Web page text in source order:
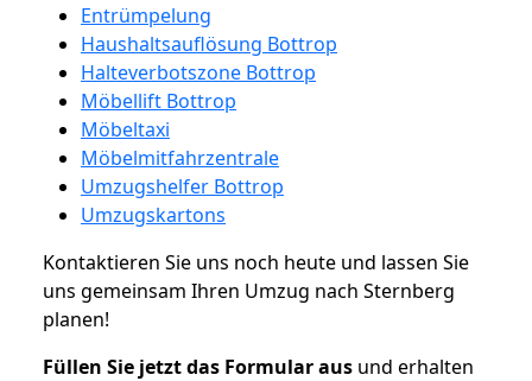
Entrümpelung
Haushaltsauflösung Bottrop
Halteverbotszone Bottrop
Möbellift Bottrop
Möbeltaxi
Möbelmitfahrzentrale
Umzugshelfer Bottrop
Umzugskartons
Kontaktieren Sie uns noch heute und lassen Sie
uns gemeinsam Ihren Umzug nach Sternberg
planen!
Füllen Sie jetzt das Formular aus und erhalten